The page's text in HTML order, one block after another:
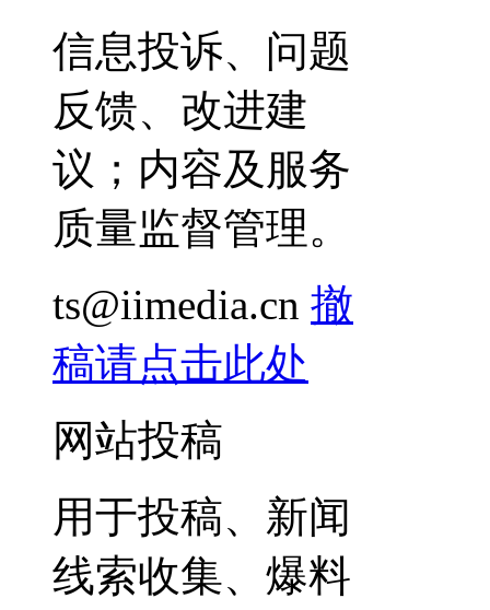
信息投诉、问题
反馈、改进建
议；内容及服务
质量监督管理。
ts@iimedia.cn 撤
稿请点击此处
网站投稿
用于投稿、新闻
线索收集、爆料